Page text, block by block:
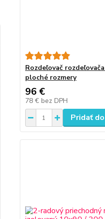
Rozdeľovač
ploché rozmery
96 €
78 € bez DPH
Pridať